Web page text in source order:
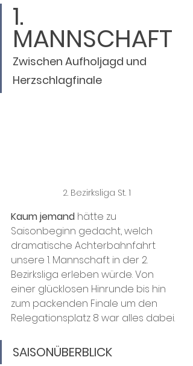
1.
MANNSCHAFT
Zwischen Aufholjagd und
Herzschlagfinale
2. Bezirksliga St. 1
Kaum jemand hätte zu
Saisonbeginn gedacht, welch
dramatische Achterbahnfahrt
unsere 1. Mannschaft in der 2.
Bezirksliga erleben würde. Von
einer glücklosen Hinrunde bis hin
zum packenden Finale um den
Relegationsplatz 8 war alles dabei.
SAISONÜBERBLICK